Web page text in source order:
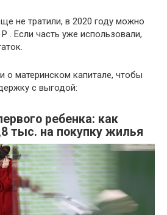
не тратили, в 2020 году можно
. Если часть уже использовали,
о материнском капитале, чтобы
с выгодой:
ребенка: как
тыс. на покупку жилья